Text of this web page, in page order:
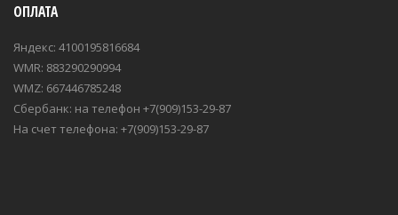
ОПЛАТА
Яндекс: 4100195816684
WMR: 883290290994
WMZ: 667446785248
Сбербанк: на телефон +7(909)153-29-87
На счет телефона: +7(909)153-29-87